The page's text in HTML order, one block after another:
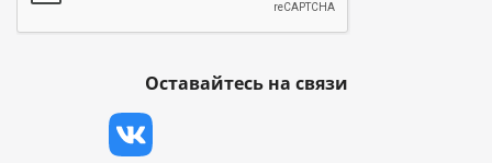
Оставайтесь на связи